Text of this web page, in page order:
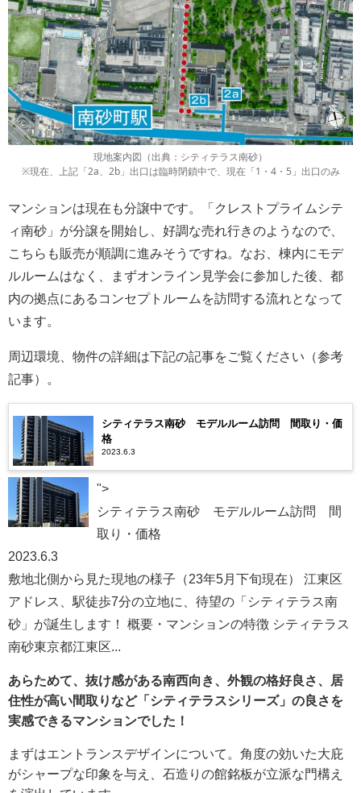
現地案内図（出典：シティテラス南砂）
※現在、上記「2a、2b」出口は臨時閉鎖中で、現在「1・4・5」出口のみ
マンションは現在も分譲中です。「クレストプライムシテ
ィ南砂」が分譲を開始し、好調な売れ行きのようなので、
こちらも販売が順調に進みそうですね。なお、棟内にモデ
ルルームはなく、まずオンライン見学会に参加した後、都
内の拠点にあるコンセプトルームを訪問する流れとなって
います。
周辺環境、物件の詳細は下記の記事をご覧ください（参考
記事）。
シティテラス南砂 モデルルーム訪問 間取り・価
格
2023.6.3
">
シティテラス南砂 モデルルーム訪問 間
取り・価格
2023.6.3
敷地北側から見た現地の様子（23年5月下旬現在） 江東区
アドレス、駅徒歩7分の立地に、待望の「シティテラス南
砂」が誕生します！ 概要・マンションの特徴 シティテラス
南砂東京都江東区...
あらためて、 抜け感がある南西向き、 外観の格好良さ、居
住性が高い間取りなど「シティテラスシリーズ」の良さを
実感できるマンションでした！
まずはエントランスデザインについて。角度の効いた大庇
がシャープな印象を与え、石造りの館銘板が立派な門構え